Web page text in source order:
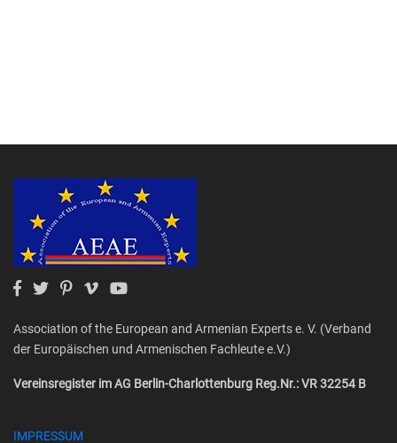
Association of the European and Armenian Experts e. V. (Verband
der Europäischen und Armenischen Fachleute e.V.)
Vereinsregister im AG Berlin-Charlottenburg Reg.Nr.: VR 32254 B
IMPRESSUM